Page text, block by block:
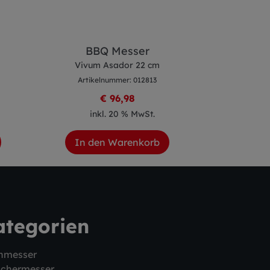
BBQ Messer
Vivum Asador 22 cm
Artikelnummer: 012813
€ 96,98
inkl. 20 % MwSt.
In den Warenkorb